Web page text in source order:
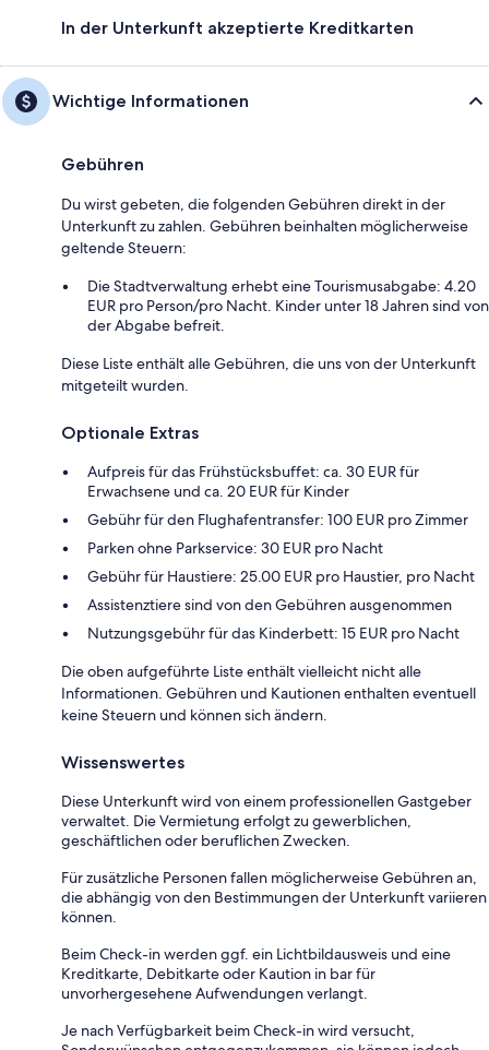
In der Unterkunft akzeptierte Kreditkarten
Wichtige Informationen
Gebühren
Du wirst gebeten, die folgenden Gebühren direkt in der
Unterkunft zu zahlen. Gebühren beinhalten möglicherweise
geltende Steuern:
Die Stadtverwaltung erhebt eine Tourismusabgabe: 4.20
EUR pro Person/pro Nacht. Kinder unter 18 Jahren sind von
der Abgabe befreit.
Diese Liste enthält alle Gebühren, die uns von der Unterkunft
mitgeteilt wurden.
Optionale Extras
Aufpreis für das Frühstücksbuffet: ca. 30 EUR für
Erwachsene und ca. 20 EUR für Kinder
Gebühr für den Flughafentransfer: 100 EUR pro Zimmer
Parken ohne Parkservice: 30 EUR pro Nacht
Gebühr für Haustiere: 25.00 EUR pro Haustier, pro Nacht
Assistenztiere sind von den Gebühren ausgenommen
Nutzungsgebühr für das Kinderbett: 15 EUR pro Nacht
Die oben aufgeführte Liste enthält vielleicht nicht alle
Informationen. Gebühren und Kautionen enthalten eventuell
keine Steuern und können sich ändern.
Wissenswertes
Diese Unterkunft wird von einem professionellen Gastgeber
verwaltet. Die Vermietung erfolgt zu gewerblichen,
geschäftlichen oder beruflichen Zwecken.
Für zusätzliche Personen fallen möglicherweise Gebühren an,
die abhängig von den Bestimmungen der Unterkunft variieren
können.
Beim Check-in werden ggf. ein Lichtbildausweis und eine
Kreditkarte, Debitkarte oder Kaution in bar für
unvorhergesehene Aufwendungen verlangt.
Je nach Verfügbarkeit beim Check-in wird versucht,